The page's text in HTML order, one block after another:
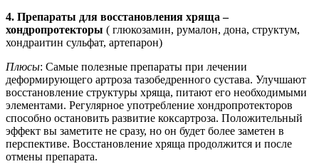
4. Препараты для восстановления хряща –
хондропротекторы ( глюкозамин, румалон, дона, структум,
хондраитин сульфат, артепарон)
Плюсы: Самые полезные препараты при лечении
деформирующего артроза тазобедренного сустава. Улучшают
восстановление структуры хряща, питают его необходимыми
элементами. Регулярное употребление хондропротекторов
способно остановить развитие коксартроза. Положительный
эффект вы заметите не сразу, но он будет более заметен в
перспективе. Восстановление хряща продолжится и после
отмены препарата.